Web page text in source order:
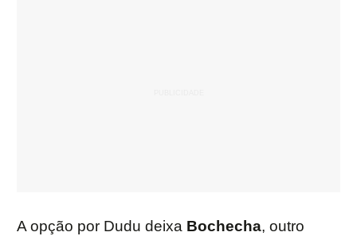
A opção por Dudu deixa Bochecha, outro